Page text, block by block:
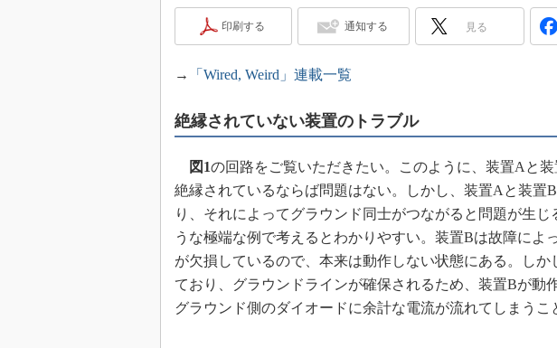
高速シリアル伝送技術講座
アナログ設計のきほん／ADCとノイ
めざせ高効率！ モーター駆動入門講
座
Bluetooth mesh入門
「SPICEの仕組みとその活用設計」
最新記事一覧
計測器メーカーから見た5G
USB Type-Cの登場で評価試験はど
う変わる？
IoT時代の無線規格を知る【Thread
印刷する 通知する 見る
→ 「Wired, Weird」連載一覧
絶縁されていない装置のトラブル
図1の回路をご覧いただきたい。このように、装置Aと
絶縁されているならば問題はない。しかし、装置Aと装置
り、それによってグラウンド同士がつながると問題が生じ
うな極端な例で考えるとわかりやすい。装置Bは故障によ
が欠損しているので、本来は動作しない状態にある。し
ており、グラウンドラインが確保されるため、装置Bが動
グラウンド側のダイオードに余計な電流が流れてしまうこ